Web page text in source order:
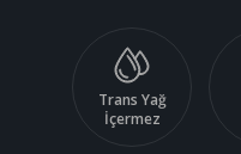
Trans Yağ
İçermez